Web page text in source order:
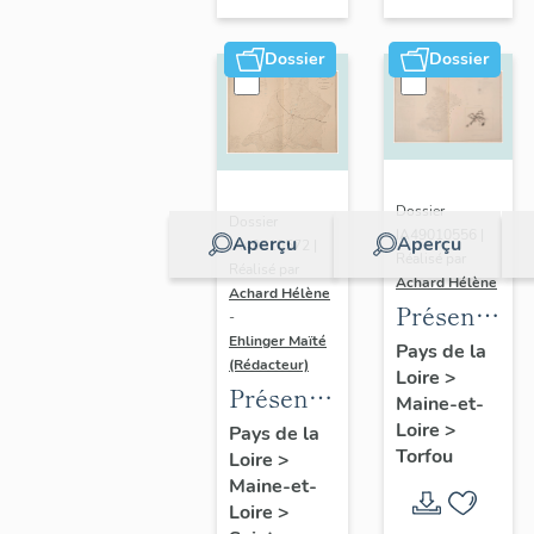
sur-
Moine
Dossier
Aperçu
IA49010572 |
Achard Hélène
-
Ehlinger Maïté
(Rédacteur)
Présentation
du
patrimoine
industriel
Pays de la
Loire >
Maine-et-
Loire >
Dossier
Aperçu
Dossier
IA49010556 |
Réalisé par
Achard Hélène
du
patrimoine
industriel
de la
commune
de
Pays de la
Loire >
Maine-et-
Loire >
Torfou